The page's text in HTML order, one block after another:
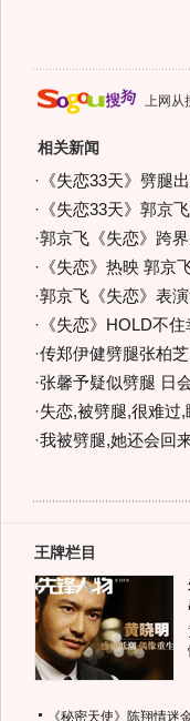
上网从
相关新闻
· 《失恋33天》劈腿
· 《失恋33天》郭京
·郭京飞《失恋》跨
· 《失恋》热映 郭京
·郭京飞《失恋》表
· 《失恋》HOLD不
·传郑伊健劈腿张柏
·张馨予疑似劈腿 日
·失恋,被劈腿,很难过
·我被劈腿,她还会回
王牌栏目
《秘密天使》陈翔情迷